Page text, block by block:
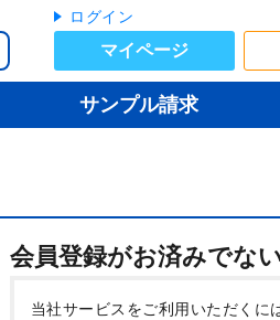
ログイン
マイページ
サンプル請求
会員登録がお済みでな
当社サービスをご利用いただくに